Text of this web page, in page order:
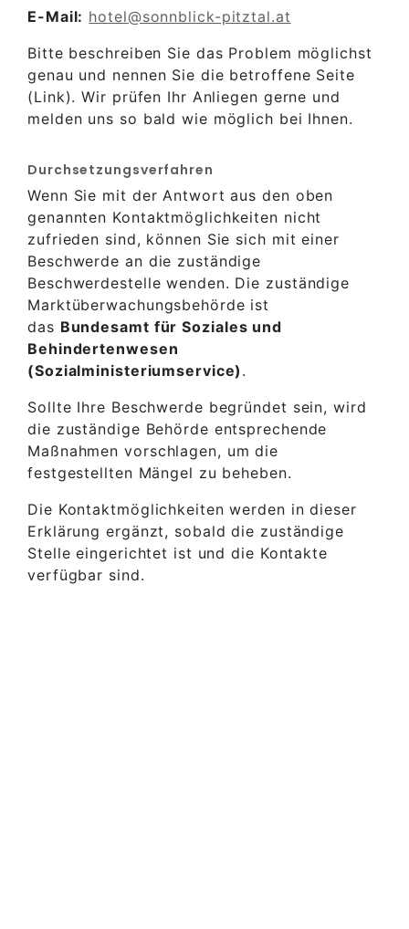
E-Mail: hotel@sonnblick-pitztal.at
Bitte beschreiben Sie das Problem möglichst
genau und nennen Sie die betroffene Seite
(Link). Wir prüfen Ihr Anliegen gerne und
melden uns so bald wie möglich bei Ihnen.
Durchsetzungsverfahren
Wenn Sie mit der Antwort aus den oben
genannten Kontaktmöglichkeiten nicht
zufrieden sind, können Sie sich mit einer
Beschwerde an die zuständige
Beschwerdestelle wenden. Die zuständige
Marktüberwachungsbehörde ist
das Bundesamt für Soziales und
Behindertenwesen
(Sozialministeriumservice) .
Sollte Ihre Beschwerde begründet sein, wird
die zuständige Behörde entsprechende
Maßnahmen vorschlagen, um die
festgestellten Mängel zu beheben.
Die Kontaktmöglichkeiten werden in dieser
Erklärung ergänzt, sobald die zuständige
Stelle eingerichtet ist und die Kontakte
verfügbar sind.